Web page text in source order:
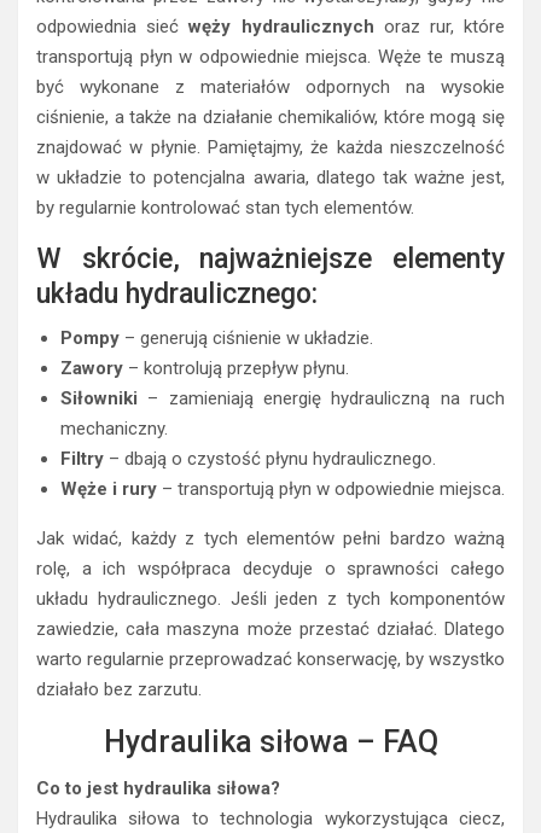
odpowiednia siećwęży hydraulicznych oraz rur, które
transportują płyn w odpowiednie miejsca. Węże te muszą
być wykonane z materiałów odpornych na wysokie
ciśnienie, a także na działanie chemikaliów, które mogą się
znajdować w płynie. Pamiętajmy, że każda nieszczelność
w układzie to potencjalna awaria, dlatego tak ważne jest,
by regularnie kontrolować stan tych elementów.
W skrócie, najważniejsze elementy
układu hydraulicznego:
Pompy – generują ciśnienie w układzie.
Zawory – kontrolują przepływ płynu.
Siłowniki – zamieniają energię hydrauliczną na ruch
mechaniczny.
Filtry – dbają o czystość płynu hydraulicznego.
Węże i rury – transportują płyn w odpowiednie miejsca.
Jak widać, każdy z tych elementów pełni bardzo ważną
rolę, a ich współpraca decyduje o sprawności całego
układu hydraulicznego. Jeśli jeden z tych komponentów
zawiedzie, cała maszyna może przestać działać. Dlatego
warto regularnie przeprowadzać konserwację, by wszystko
działało bez zarzutu.
Hydraulika siłowa – FAQ
Co to jest hydraulika siłowa?
Hydraulika siłowa to technologia wykorzystująca ciecz,